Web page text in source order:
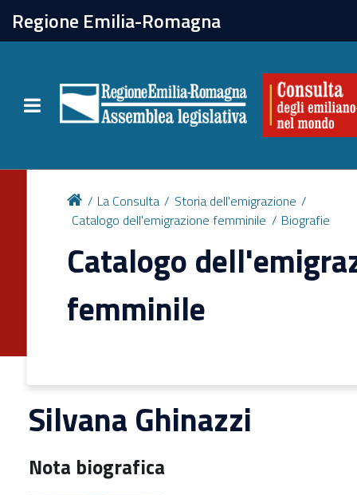
Regione Emilia-Romagna
Toggle navigation
chiudi
Attività
Per chi vive all'estero
Newsletter
La Consulta
Storia dell'emigrazione
Catalogo dell'emigrazione femminile
Biografie
Catalogo
femminile
Silvana Ghinazzi
Nota biografica